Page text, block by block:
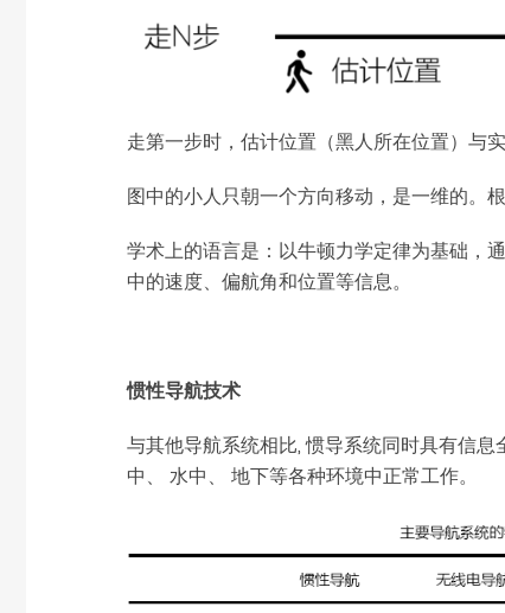
走第一步时，估计位置（黑人所在位置）与
图中的小人只朝一个方向移动，是一维的。
学术上的语言是：以牛顿力学定律为基础，
中的速度、偏航角和位置等信息。
惯性导航技术
与其他导航系统相比, 惯导系统同时具有信
中、 水中、 地下等各种环境中正常工作。